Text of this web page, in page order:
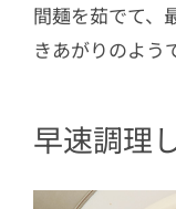
間麺を茹でて、
きあがりのよう
早速調理